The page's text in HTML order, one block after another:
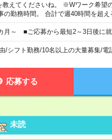
えてくださいね。 ※Wワーク希望
勤務時間。 合計で週40時間を超え
月～ ■ご応募から最短2～3日後に就
/シフト勤務/10名以上の大量募集/電
応募する
未読